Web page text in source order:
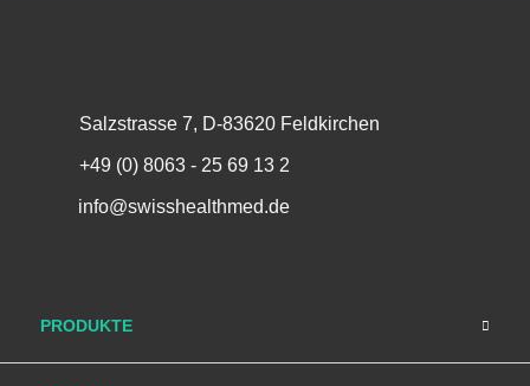
Salzstrasse 7, D-83620 Feldkirchen
+49 (0) 8063 - 25 69 13 2
info@swisshealthmed.de
PRODUKTE